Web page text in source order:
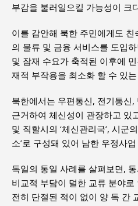
부감을 불러일으킬 가능성이 크
이를 감안해 북한 주민에게도
의 물류 및 금융 서비스를 도입
및 잠재 수요가 축적된 이후에
재적 부작용을 최소화 할 수 있
북한에서는 우편통신, 전기통신
근거하여 체신성이 관장하고 있
및 직할시의 ‘체신관리국’, 시군
소’로 구성돼 있어 남한 우정사
독일의 통일 사례를 살펴보면,
비교적 부담이 덜한 교류 분야
전히 단절된 적이 없이 양 독 간